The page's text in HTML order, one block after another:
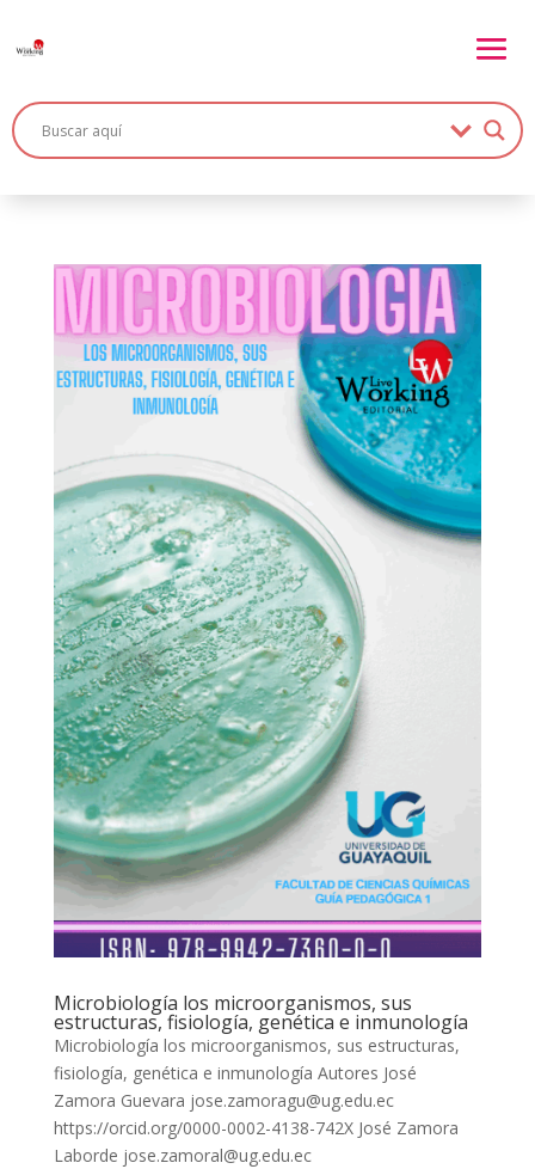
Microbiología los microorganismos, sus
estructuras, fisiología, genética e inmunología
Microbiología los microorganismos, sus estructuras,
fisiología, genética e inmunología Autores José
Zamora Guevara jose.zamoragu@ug.edu.ec
https://orcid.org/0000-0002-4138-742X José Zamora
Laborde jose.zamoral@ug.edu.ec